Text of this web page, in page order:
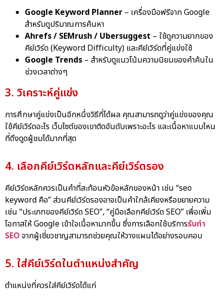
Google Keyword Planner – เครื่องมือฟรีจาก Google
สำหรับดูปริมาณการค้นหา
Ahrefs / SEMrush / Ubersuggest – ใช้ดูความยากของ
คีย์เวิร์ด (Keyword Difficulty) และคีย์เวิร์ดที่คู่แข่งใช้
Google Trends – สำหรับดูแนวโน้มความนิยมของคำค้นใน
ช่วงเวลาต่างๆ
3. วิเคราะห์คู่แข่ง
การศึกษาคู่แข่งเป็นอีกหนึ่งวิธีที่ได้ผล คุณสามารถดูว่าคู่แข่งของคุณ
ใช้คีย์เวิร์ดอะไร เว็บไซต์ของเขาติดอันดับเพราะอะไร และเนื้อหาแบบไหน
ที่ดึงดูดผู้ชมได้มากที่สุด
4. เลือกคีย์เวิร์ดหลักและคีย์เวิร์ดรอง
คีย์เวิร์ดหลักควรเป็นคำที่สะท้อนหัวข้อหลักของหน้า เช่น “seo
keyword คือ” ส่วนคีย์เวิร์ดรองอาจเป็นคำใกล้เคียงหรือขยายความ
เช่น “ประเภทของคีย์เวิร์ด SEO”, “คู่มือเลือกคีย์เวิร์ด SEO” เพื่อเพิ่ม
โอกาสให้ Google เข้าใจเนื้อหามากขึ้น ซึ่งการเลือกใช้บริการรับทำ
SEO จากผู้เชี่ยวชาญสามารถช่วยคุณให้วางแผนได้อย่างรอบคอบ
5. ใส่คีย์เวิร์ดในตำแหน่งสำคัญ
ตำแหน่งที่ควรใส่คีย์เวิร์ดได้แก่